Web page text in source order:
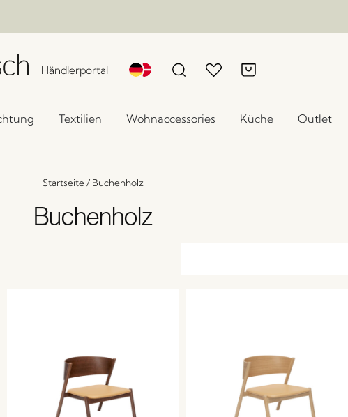
Händlerportal
Textilien Wohnaccessories Küche Outlet
Startseite/ Buchenholz
Buchenholz